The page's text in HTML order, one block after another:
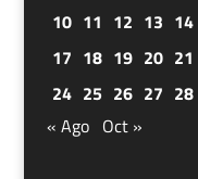
10 11 12 13 14
17 18 19 20 21
24 25 26 27 28
« Ago Oct »